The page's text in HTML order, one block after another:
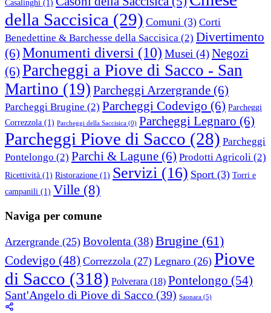
Casalinghi (1)
della Saccisica (29) Comuni (3) Corti
Benedettine & Barchesse della Saccisica (2) Divertimento
(6) Monumenti diversi (10) Musei (4)Negozi
(6) Parcheggi a Piove di Sacco - San
Martino (19) Parcheggi Arzergrande (6)
Parcheggi Brugine (2) Parcheggi Codevigo (6) Parcheggi
Correzzola (1) Parcheggi della Saccisica (0) Parcheggi Legnaro (6)
Parcheggi Piove di Sacco (28) Parcheggi
Pontelongo (2) Parchi & Lagune (6) Prodotti Agricoli (2)
Ricettività (1) Ristorazione (1) Servizi (16) Sport (3) Torri e
campanili (1) Ville (8)
Naviga per comune
Arzergrande (25) Bovolenta (38)Brugine (61)
Codevigo (48) Correzzola (27) Legnaro (26) Piove
di Sacco (318) Polverara (18) Pontelongo (54)
Sant'Angelo di Piove di Sacco (39) Saonara (5)